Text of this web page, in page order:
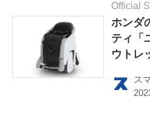
このメディアに
運営会社
Official
ホンダ
ティ「
ウトレ
ス